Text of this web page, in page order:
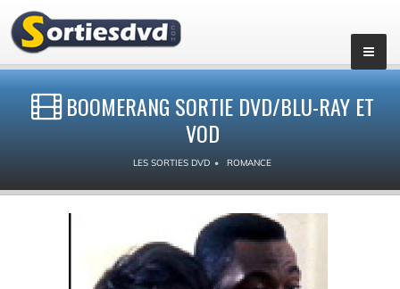
BOOMERANG SORTIE DVD/BLU-RAY ET
VOD
LES SORTIES DVD ROMANCE